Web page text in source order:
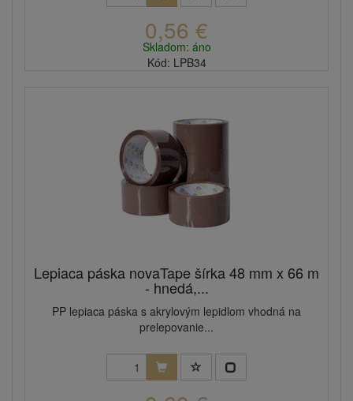
0,56 €
Skladom: áno
Kód: LPB34
Lepiaca páska novaTape šírka 48 mm x 66 m
- hnedá,...
PP lepiaca páska s akrylovým lepidlom vhodná na
prelepovanie...